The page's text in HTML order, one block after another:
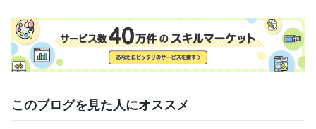
得意分野
占い 霊感タロット、オラクルカードなどの占い 現実的な相談、カウ
ンセリング
愛知学院大学 1990年3月 ~ 1994年2月
このブログを見た人にオススメ